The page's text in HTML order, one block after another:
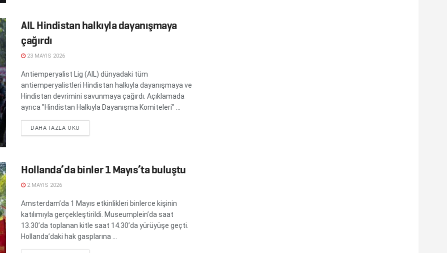
AIL Hindistan halkıyla dayanışmaya
çağırdı
23 MAYIS 2026
Antiemperyalist Lig (AIL) dünyadaki tüm
antiemperyalistleri Hindistan halkıyla dayanışmaya ve
Hindistan devrimini savunmaya çağırdı. Açıklamada
ayrıca "Hindistan Halkıyla Dayanışma Komiteleri" ...
DAHA FAZLA OKU
Hollanda’da binler 1 Mayıs’ta buluştu
2 MAYIS 2026
Amsterdam’da 1 Mayıs etkinlikleri binlerce kişinin
katılımıyla gerçekleştirildi. Museumplein’da saat
13.30’da toplanan kitle saat 14.30’da yürüyüşe geçti.
Hollanda’daki hak gasplarına ...